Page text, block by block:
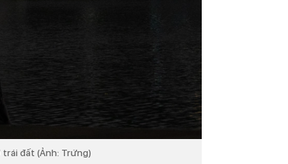
đất (Ảnh: Trứng)